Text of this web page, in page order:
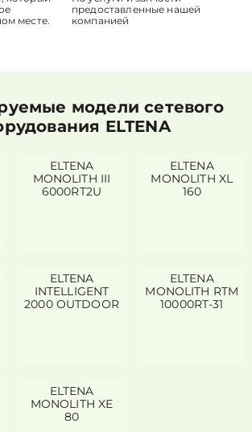
месте.
предоставленные нашей
компанией
модели сетевого
ELTENA
ELTENA
MONOLITH III
6000RT2U
ELTENA
MONOLITH XL
160
ELTENA
INTELLIGENT
2000 OUTDOOR
ELTENA
MONOLITH RTM
10000RT-31
ELTENA
MONOLITH XE
80